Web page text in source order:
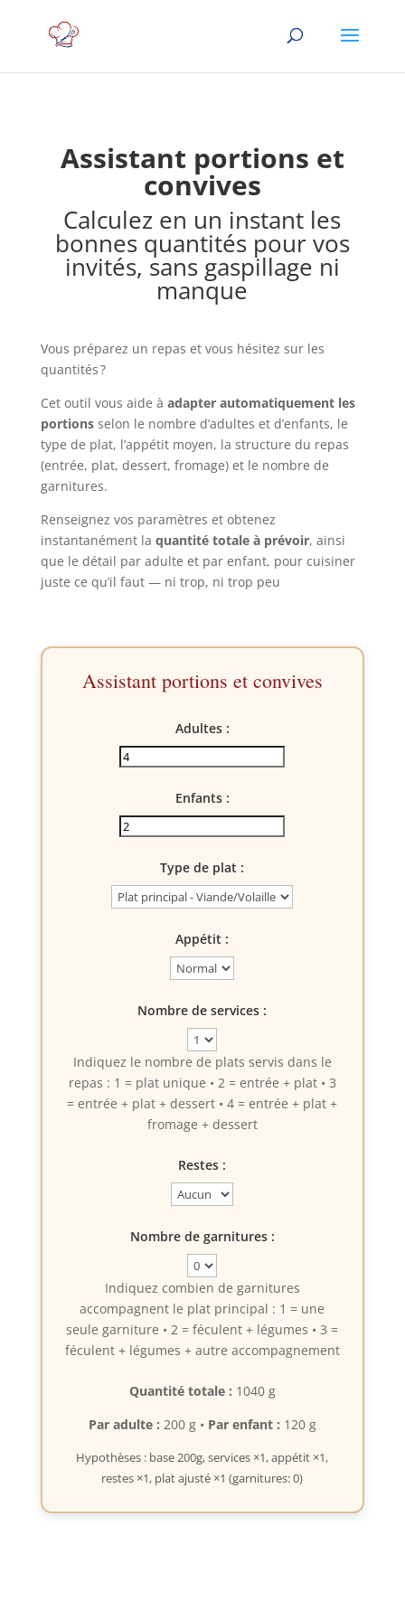
Assistant portions et
convives
Calculez en un instant les
bonnes quantités pour vos
invités, sans gaspillage ni
manque
Vous préparez un repas et vous hésitez sur les
quantités ?
Cet outil vous aide à adapter automatiquement les
portionsselon le nombre d’adultes et d’enfants, le
type de plat, l’appétit moyen, la structure du repas
(entrée, plat, dessert, fromage) et le nombre de
garnitures.
Renseignez vos paramètres et obtenez
instantanément la quantité totale à prévoir, ainsi
que le détail par adulte et par enfant, pour cuisiner
juste ce qu’il faut — ni trop, ni trop peu
Assistant portions et convives
Adultes :
Enfants :
Type de plat :
Appétit :
Nombre de services :
Indiquez le nombre de plats servis dans le
repas : 1 = plat unique • 2 = entrée + plat • 3
= entrée + plat + dessert • 4 = entrée + plat +
fromage + dessert
Restes :
Nombre de garnitures :
Indiquez combien de garnitures
accompagnent le plat principal : 1 = une
seule garniture • 2 = féculent + légumes • 3 =
féculent + légumes + autre accompagnement
Quantité totale : 1040 g
Par adulte : 200 g • Par enfant : 120 g
Hypothèses : base 200g, services ×1, appétit ×1,
restes ×1, plat ajusté ×1 (garnitures: 0)